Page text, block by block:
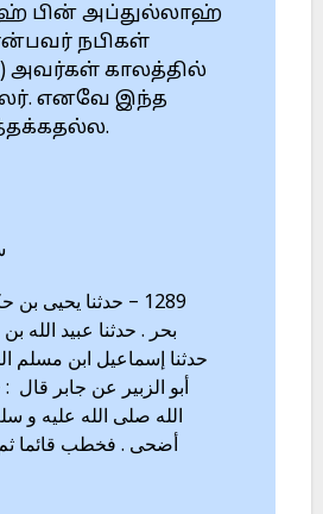
பின் அப்துல்லாஹ்
நபிகள்
அவர்கள் காலத்தில்
எனவே இந்த
1289 – حدثنا يحيى
بحر . حدثنا عبيد الله
حدثنا إسماعيل ابن مسلم
أبو الزبير عن جابر
الله صلى الله عليه و
أضحى . فخطب قائما